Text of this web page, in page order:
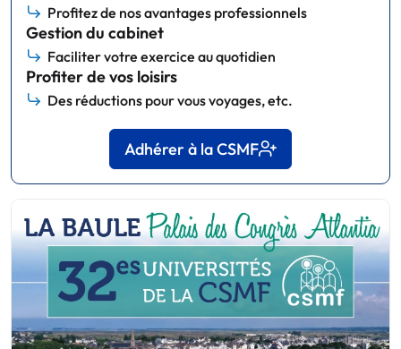
Profitez de nos avantages professionnels
Gestion du cabinet
Faciliter votre exercice au quotidien
Profiter de vos loisirs
Des réductions pour vous voyages, etc.
Adhérer à la CSMF